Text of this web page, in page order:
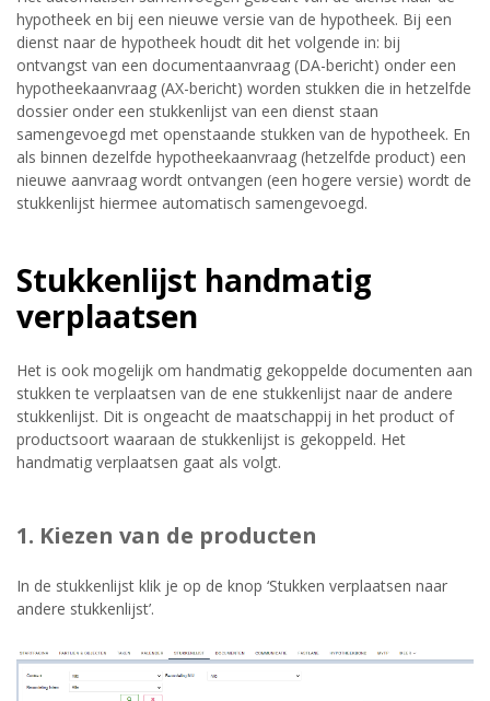
hypotheek en bij een nieuwe versie van de hypotheek. Bij een
dienst naar de hypotheek houdt dit het volgende in: bij
ontvangst van een documentaanvraag (DA-bericht) onder een
hypotheekaanvraag (AX-bericht) worden stukken die in hetzelfde
dossier onder een stukkenlijst van een dienst staan
samengevoegd met openstaande stukken van de hypotheek. En
als binnen dezelfde hypotheekaanvraag (hetzelfde product) een
nieuwe aanvraag wordt ontvangen (een hogere versie) wordt de
stukkenlijst hiermee automatisch samengevoegd.
Stukkenlijst handmatig
verplaatsen
Het is ook mogelijk om handmatig gekoppelde documenten aan
stukken te verplaatsen van de ene stukkenlijst naar de andere
stukkenlijst. Dit is ongeacht de maatschappij in het product of
productsoort waaraan de stukkenlijst is gekoppeld. Het
handmatig verplaatsen gaat als volgt.
1. Kiezen van de producten
In de stukkenlijst klik je op de knop ‘Stukken verplaatsen naar
andere stukkenlijst’.